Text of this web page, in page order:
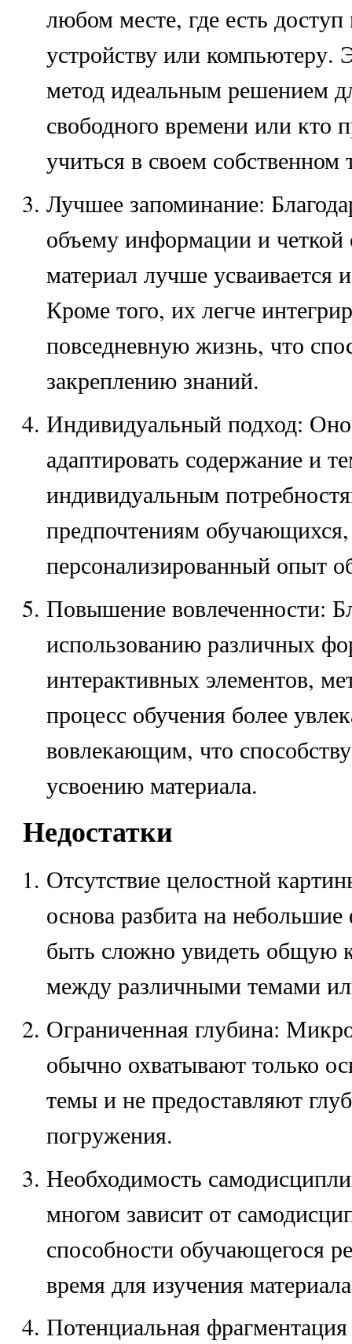
любом месте, где есть
устройству или компьютеру.
метод идеальным решением
свободного времени или кто
учиться в своем собственном
Лучшее запоминание:
объему информации и четкой
материал лучше усваивается
Кроме того, их легче
повседневную жизнь, что
закреплению знаний.
Индивидуальный подход: Оно
адаптировать содержание и
индивидуальным
предпочтениям обучающихся,
персонализированный опыт
Повышение вовлеченности:
использованию различных
интерактивных элементов,
процесс обучения более
вовлекающим, что
усвоению материала.
Недостатки
Отсутствие целостной
основа разбита на
быть сложно увидеть общую
между различными темами
Ограниченная глубина:
обычно охватывают только
темы и не предоставляют
погружения.
Необходимость
многом зависит от
способности обучающегося
время для изучения
Потенциальная